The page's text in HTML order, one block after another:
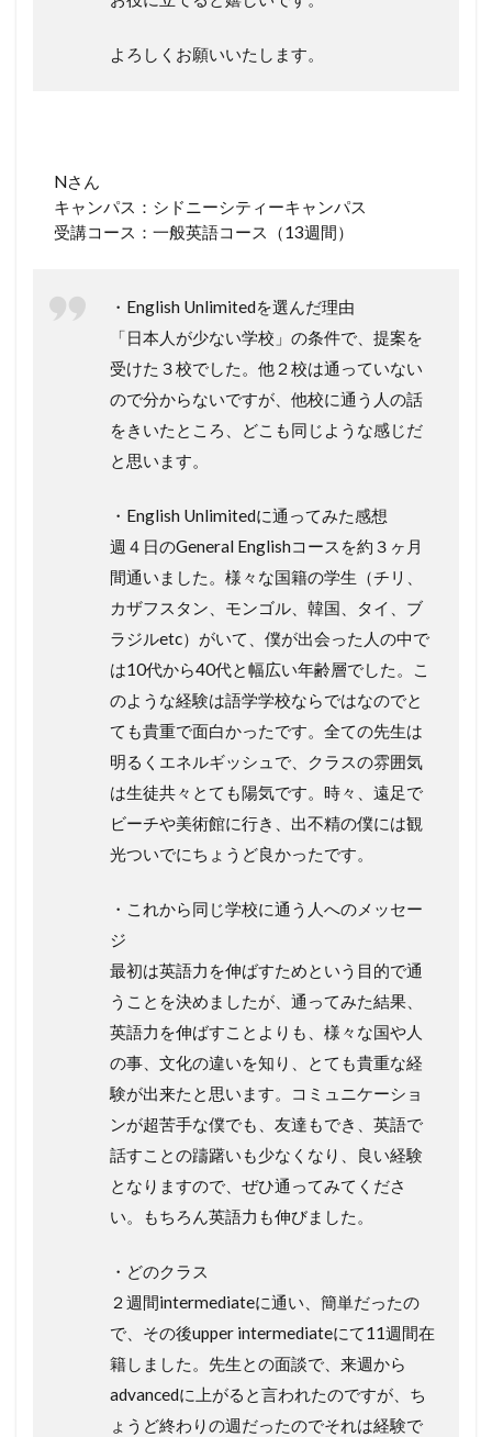
よろしくお願いいたします。
Nさん
キャンパス：シドニーシティーキャンパス
受講コース：一般英語コース（13週間）
・English Unlimitedを選んだ理由
「日本人が少ない学校」の条件で、提案を
受けた３校でした。他２校は通っていない
ので分からないですが、他校に通う人の話
をきいたところ、どこも同じような感じだ
と思います。
・English Unlimitedに通ってみた感想
週４日のGeneral Englishコースを約３ヶ月
間通いました。様々な国籍の学生（チリ、
カザフスタン、モンゴル、韓国、タイ、ブ
ラジルetc）がいて、僕が出会った人の中で
は10代から40代と幅広い年齢層でした。こ
のような経験は語学学校ならではなのでと
ても貴重で面白かったです。全ての先生は
明るくエネルギッシュで、クラスの雰囲気
は生徒共々とても陽気です。時々、遠足で
ビーチや美術館に行き、出不精の僕には観
光ついでにちょうど良かったです。
・これから同じ学校に通う人へのメッセー
ジ
最初は英語力を伸ばすためという目的で通
うことを決めましたが、通ってみた結果、
英語力を伸ばすことよりも、様々な国や人
の事、文化の違いを知り、とても貴重な経
験が出来たと思います。コミュニケーショ
ンが超苦手な僕でも、友達もでき、英語で
話すことの躊躇いも少なくなり、良い経験
となりますので、ぜひ通ってみてくださ
い。もちろん英語力も伸びました。
・どのクラス
２週間intermediateに通い、簡単だったの
で、その後upper intermediateにて11週間在
籍しました。先生との面談で、来週から
advancedに上がると言われたのですが、ち
ょうど終わりの週だったのでそれは経験で